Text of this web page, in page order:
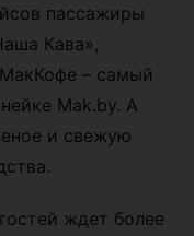
пассажиры
Кава»,
– самый
Mak.by. А
и свежую
ждет более